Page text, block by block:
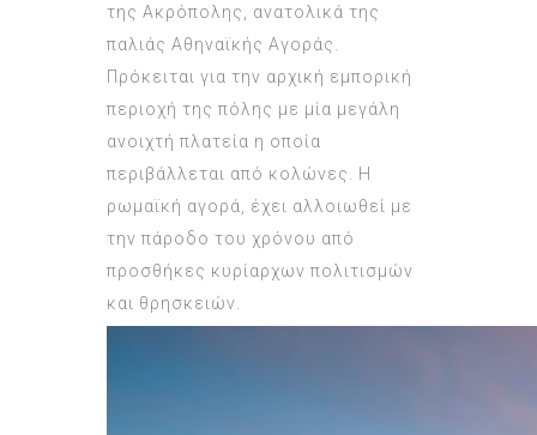
της Ακρόπολης, ανατολικά της
παλιάς Αθηναϊκής Αγοράς.
Πρόκειται για την αρχική εμπορική
περιοχή της πόλης με μία μεγάλη
ανοιχτή πλατεία η οποία
περιβάλλεται από κολώνες. Η
ρωμαϊκή αγορά, έχει αλλοιωθεί με
την πάροδο του χρόνου από
προσθήκες κυρίαρχων πολιτισμών
και θρησκειών.